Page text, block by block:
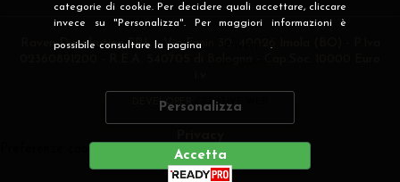
categorie di cookie. Per decidere quali accettare, cliccare
invece su "Personalizza". Per maggiori informazioni è
possibile consultare la pagina .
Personalizza
Accetta
Raven Distribution SRL - Via Fanin 30, 40026 Imola (BO) - P.Iva
DEVELOPER CREATIVE WEB